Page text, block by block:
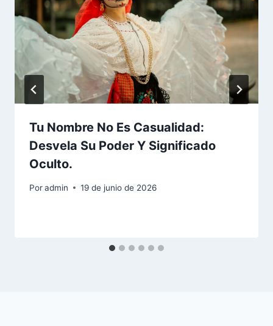
Tu Nombre No Es Casualidad:
Desvela Su Poder Y Significado
Oculto.
Poradmin 19 de junio de 2026